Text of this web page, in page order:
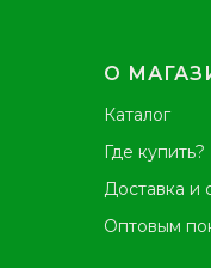
О
Каталог
Где купить?
Доставка и
Оптовым